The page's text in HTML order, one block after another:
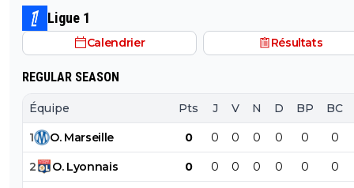
le PSG a traiter Kylian Mbappé lorsqu'il avait voulu
PSG.
Ligue 1
Calendrier Résultats
REGULAR SEASON
Équipe Pts J V N D BP BC
1 O. Marseille 0 0 0 0 0 0 0
2 O. Lyonnais 0 0 0 0 0 0 0